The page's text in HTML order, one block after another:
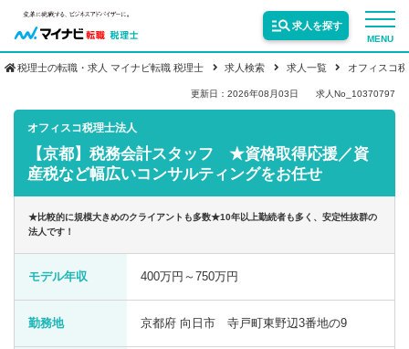
MENU
求人を探す
転職お役立ち情報
業界情報
求人情報
税理士の転職・求人 マイナビ転職 税理士 求人検索 求人一覧 オフィスコ
更新日：2026年08月03日 求人No_10370797
オフィスコ税理士法人
【京都】税務会計スタッフ ★資格取得応援／資
産税など幅広いコンサルティングをお任せ
★比較的に規模大きめのクライアントも多数★10年以上勤続者も多く、安定性抜群の
法人です！
モデル年収 400万円～750万円
勤務地 京都府 向日市 寺戸町東野辺3番地の9